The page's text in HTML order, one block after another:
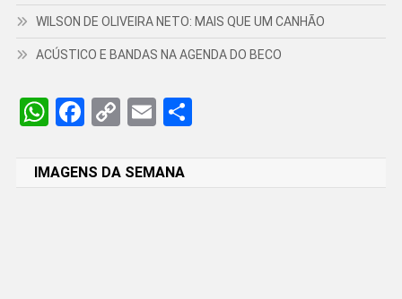
WILSON DE OLIVEIRA NETO: MAIS QUE UM CANHÃO
ACÚSTICO E BANDAS NA AGENDA DO BECO
WhatsApp
Facebook
CopyEmailShare
IMAGENS DA SEMANA